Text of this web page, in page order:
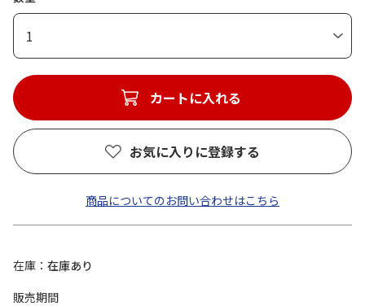
1
カートに入れる
お気に入りに登録する
商品についてのお問い合わせはこちら
在庫
在庫あり
販売期間